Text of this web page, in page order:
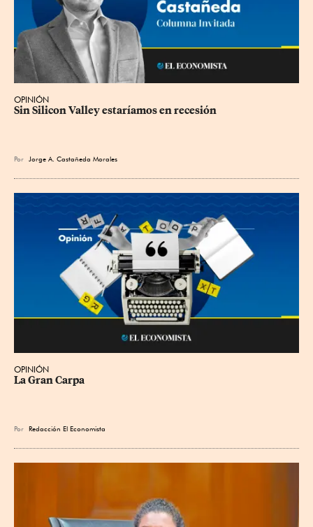
OPINIÓN
Sin Silicon Valley estaríamos en recesión
Por Jorge A. Castañeda Morales
OPINIÓN
La Gran Carpa
Por Redacción El Economista